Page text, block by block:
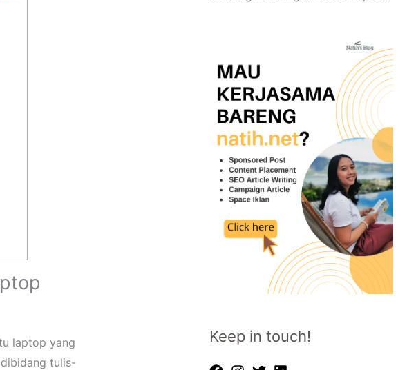
laptop yang
tulis-
Keep in touch!